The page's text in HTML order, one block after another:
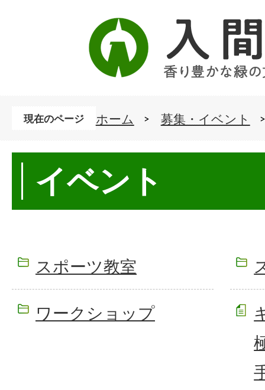
現在のページ ホーム 募集・イベント
イベント
スポーツ教室
ワークショップ